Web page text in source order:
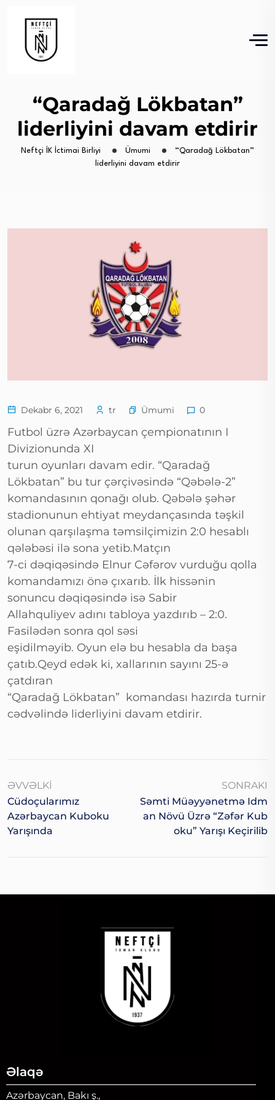
“Qaradağ Lökbatan”
liderliyini davam etdirir
Neftçi İK İctimai Birliyi Ümumi
“Qaradağ Lökbatan”
liderliyini davam etdirir
Dekabr 6, 2021 tr Ümumi 0
Futbol üzrə Azərbaycan çempionatının I
Divizionunda XI
turun oyunları davam edir. “Qaradağ
Lökbatan” bu tur çərçivəsində “Qəbələ-2”
komandasının qonağı olub. Qəbələ şəhər
stadionunun ehtiyat meydançasında təşkil
olunan qarşılaşma təmsilçimizin 2:0 hesablı
qələbəsi ilə sona yetib.Matçın
7-ci dəqiqəsində Elnur Cəfərov vurduğu qolla
komandamızı önə çıxarıb. İlk hissənin
sonuncu dəqiqəsində isə Sabir
Allahquliyev adını tabloya yazdırıb – 2:0.
Fasilədən sonra qol səsi
eşidilməyib. Oyun elə bu hesabla da başa
çatıb.Qeyd edək ki, xallarının sayını 25-ə
çatdıran
“Qaradağ Lökbatan” komandası hazırda turnir
cədvəlində liderliyini davam etdirir.
ƏVVƏLKI
Cüdoçularımız
Azərbaycan Kuboku
Yarışında
SONRAKI
Səmti Müəyyənetmə Idm
An Növü Üzrə “Zəfər Kub
Oku” Yarışı Keçirilib
Əlaqə
Azərbaycan, Bakı ş.,